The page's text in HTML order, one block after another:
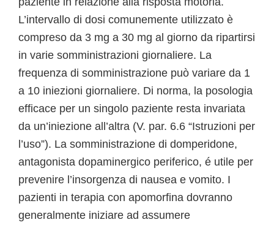
L’intervallo di dosi comunemente utilizzato è
compreso da 3 mg a 30 mg al giorno da ripartirsi
in varie somministrazioni giornaliere. La
frequenza di somministrazione può variare da 1
a 10 iniezioni giornaliere. Di norma, la posologia
efficace per un singolo paziente resta invariata
da un’iniezione all’altra (V. par. 6.6 “Istruzioni per
l’uso”). La somministrazione di domperidone,
antagonista dopaminergico periferico, é utile per
prevenire l’insorgenza di nausea e vomito. I
pazienti in terapia con apomorfina dovranno
generalmente iniziare ad assumere